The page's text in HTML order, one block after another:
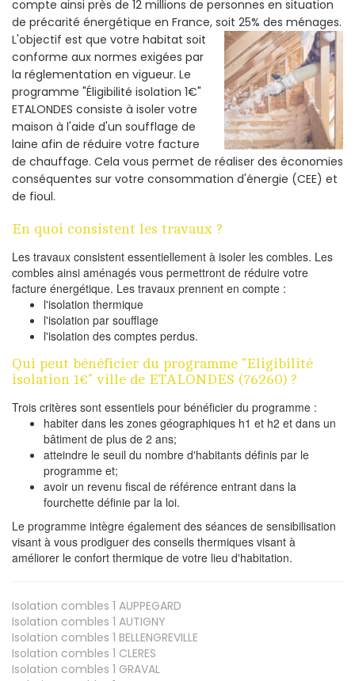
compte ainsi près de 12 millions de personnes en situation
de précarité énergétique en France, soit 25% des ménages.
L'objectif est que votre habitat soit
conforme aux normes exigées par
la réglementation en vigueur. Le
programme "Éligibilité isolation 1€"
ETALONDES consiste à isoler votre
maison à l'aide d'un soufflage de
laine afin de réduire votre facture
de chauffage. Cela vous permet de réaliser des économies
conséquentes sur votre consommation d'énergie (CEE) et
de fioul.
En quoi consistent les travaux ?
Les travaux consistent essentiellement à isoler les combles. Les
combles ainsi aménagés vous permettront de réduire votre
facture énergétique. Les travaux prennent en compte :
l'isolation thermique
l'isolation par soufflage
l'isolation des comptes perdus.
Qui peut bénéficier du programme "Eligibilité
isolation 1€" ville de ETALONDES (76260) ?
Trois critères sont essentiels pour bénéficier du programme :
habiter dans les zones géographiques h1 et h2 et dans un
bâtiment de plus de 2 ans;
atteindre le seuil du nombre d'habitants définis par le
programme et;
avoir un revenu fiscal de référence entrant dans la
fourchette définie par la loi.
Le programme intègre également des séances de sensibilisation
visant à vous prodiguer des conseils thermiques visant à
améliorer le confort thermique de votre lieu d'habitation.
Isolation combles 1 AUPPEGARD
Isolation combles 1 AUTIGNY
Isolation combles 1 BELLENGREVILLE
Isolation combles 1 CLERES
Isolation combles 1 GRAVAL